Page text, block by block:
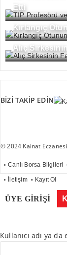
Etti
Kırlangıç
Alıç
BİZİ TAKİP EDİN
© 2024 Kainat
Canlı Borsa Bilgileri
İletişim Kayıt Ol
ÜYE GİRİŞİ
Kullanıcı adı ya